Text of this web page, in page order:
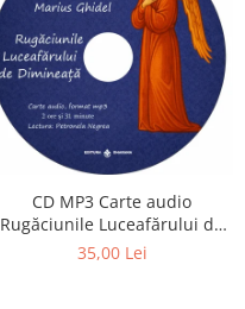
CD MP3 Carte audio
Rugăciunile Luceafărului de
dimineață
35,00 Lei